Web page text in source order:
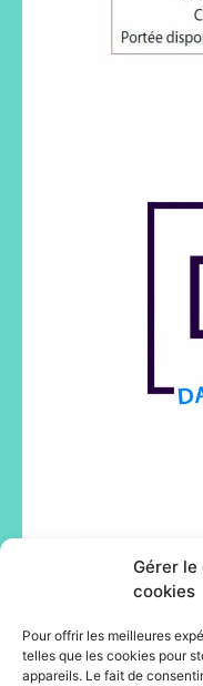
Gérer
cookies
Pour offrir les meilleures
telles que les cookies pour
appareils. Le fait de